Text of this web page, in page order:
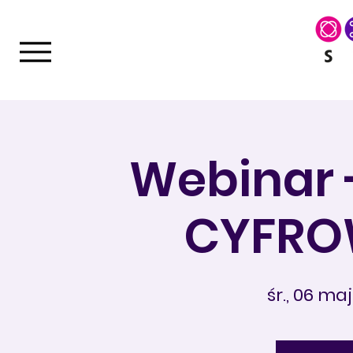
Webinar
śr., 06 maj